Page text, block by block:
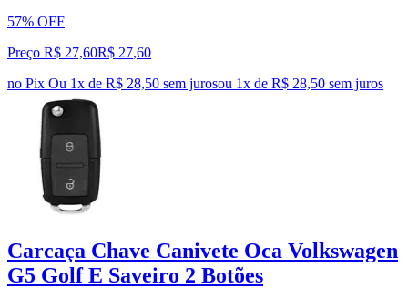
57% OFF
Preço R$ 27,60R$ 27,60
no Pix Ou 1x de R$ 28,50 sem jurosou 1x de R$ 28,50 sem juros
Carcaça Chave Canivete Oca Volkswagen
G5 Golf E Saveiro 2 Botões